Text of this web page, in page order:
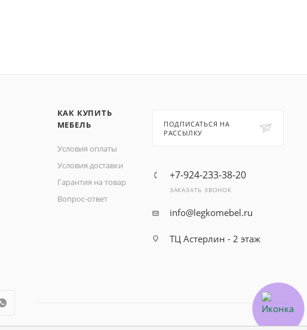
КАК КУПИТЬ
МЕБЕЛЬ
Условия оплаты
Условия доставки
Гарантия на товар
Вопрос-ответ
ПОДПИСАТЬСЯ НА
РАССЫЛКУ
+7-924-233-38-20
ЗАКАЗАТЬ ЗВОНОК
info@legkomebel.ru
ТЦ Астерлин - 2 этаж